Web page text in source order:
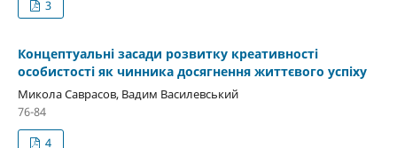
3
Концептуальні засади розвитку креативності
особистості як чинника досягнення життєвого успіху
Микола Саврасов, Вадим Василевський
76-84
4